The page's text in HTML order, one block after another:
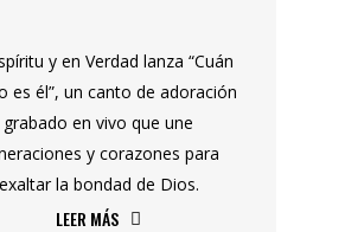
y en Verdad lanza “Cuán
es él”, un canto de adoración
grabado en vivo que une
y corazones para
exaltar la bondad de Dios.
LEER MÁS